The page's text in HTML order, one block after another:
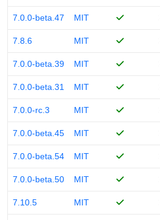
7.0.0-beta.47 MIT
7.8.6 MIT
7.0.0-beta.39 MIT
7.0.0-beta.31 MIT
7.0.0-rc.3 MIT
7.0.0-beta.45 MIT
7.0.0-beta.54 MIT
7.0.0-beta.50 MIT
7.10.5 MIT